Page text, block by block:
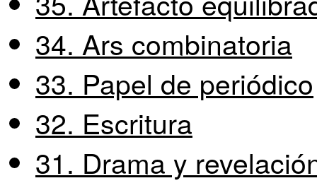
34. Ars combinatoria
33. Papel de periódico
32. Escritura
31. Drama y